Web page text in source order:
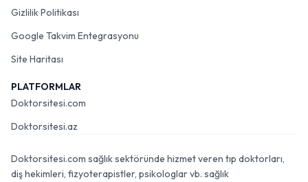
Gizlilik Politikası
Google Takvim Entegrasyonu
Site Haritası
PLATFORMLAR
Doktorsitesi.com
Doktorsitesi.az
Doktorsitesi.com sağlık sektöründe hizmet veren tıp doktorları,
diş hekimleri, fizyoterapistler, psikologlar vb. sağlık